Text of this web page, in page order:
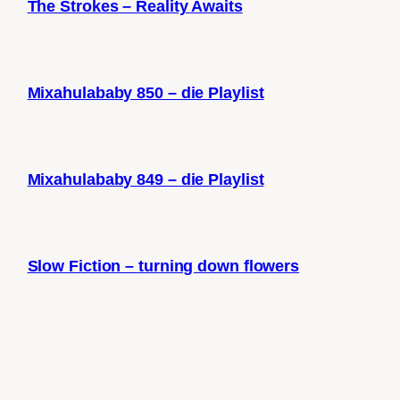
The Strokes – Reality Awaits
Mixahulababy 850 – die Playlist
Mixahulababy 849 – die Playlist
Slow Fiction – turning down flowers